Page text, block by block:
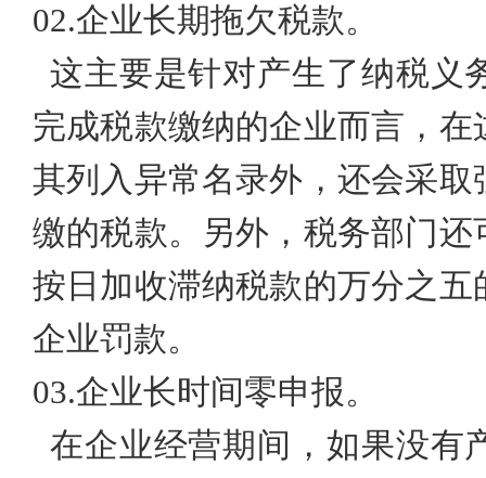
02.企业长期拖欠税款。
这主要是针对产生了纳税义
完成税款缴纳的企业而言，
其列入异常名录外，还会采
缴的税款。另外，税务部门
按日加收滞纳税款的万分之
企业罚款。
03.企业长时间零申报。
在企业经营期间，如果没有